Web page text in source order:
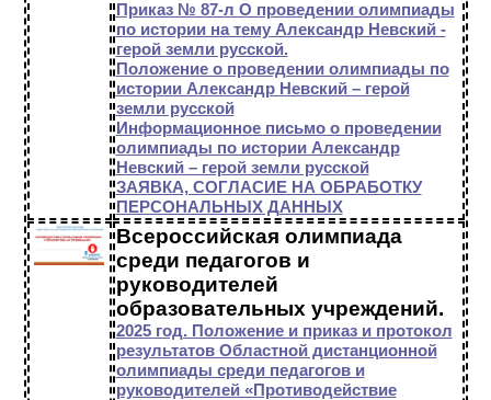
Приказ № 87-л О проведении олимпиады
по истории на тему Александр Невский -
герой земли русской.
Положение о проведении олимпиады по
истории Александр Невский – герой
земли русской
Информационное письмо о проведении
олимпиады по истории Александр
Невский – герой земли русской
ЗАЯВКА, СОГЛАСИЕ НА ОБРАБОТКУ
ПЕРСОНАЛЬНЫХ ДАННЫХ
Всероссийская олимпиада
среди педагогов и
руководителей
образовательных учреждений.
2025 год. Положение и приказ и протокол
результатов Областной дистанционной
олимпиады среди педагогов и
руководителей «Противодействие